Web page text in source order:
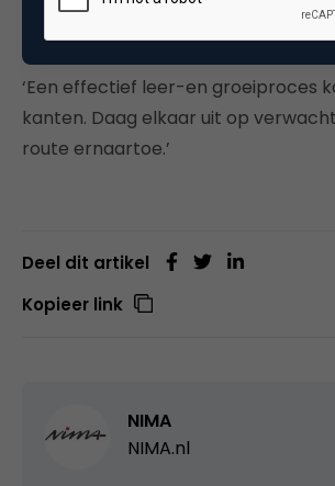
Wat is j
ouw advies voor
studenten? En wat voor NIMA?
‘Een effectief leer-en groeiproces
kanten. Daag elkaar uit op
route ernaartoe.’
Deel dit artikel
Kopieer link
NIMA
NIMA.nl